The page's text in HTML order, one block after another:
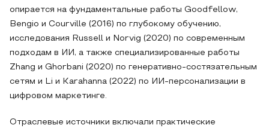
опирается на фундаментальные работы Goodfellow,
Bengio и Courville (2016) по глубокому обучению,
исследования Russell и Norvig (2020) по современным
подходам в ИИ, а также специализированные работы
Zhang и Ghorbani (2020) по генеративно-состязательным
сетям и Li и Karahanna (2022) по ИИ-персонализации в
цифровом маркетинге.
Отраслевые источники включали практические